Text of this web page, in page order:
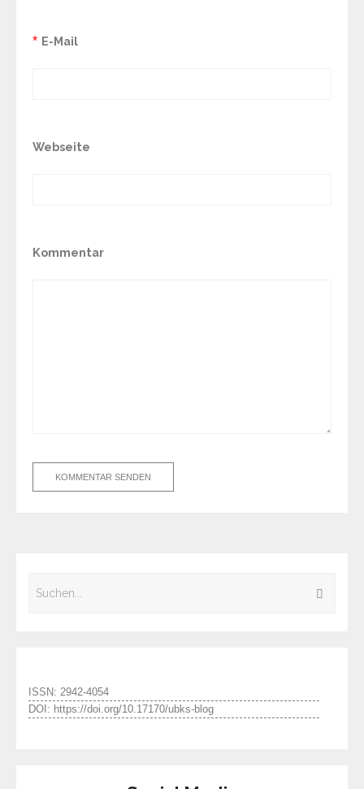
E-Mail
*
Webseite
Kommentar
ISSN: 2942-4054
DOI: https://doi.org/10.17170/ubks-blog